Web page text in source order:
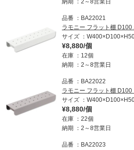
納期
2～8営業日
品番
BA22021
ラモニー フラット棚 D100
サイズ
¥8,880/個
在庫
12個
納期
2～8営業日
品番
BA22022
ラモニー フラット棚 D100
サイズ
¥8,880/個
在庫
22個
納期
2～8営業日
品番
BA22023